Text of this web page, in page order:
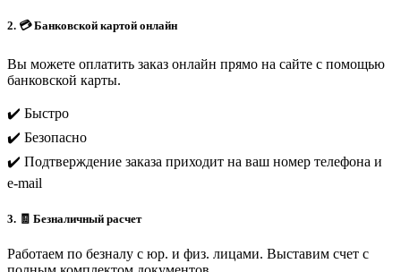
2. 💳 Банковской картой онлайн
Вы можете оплатить заказ онлайн прямо на сайте с помощью
банковской карты.
✔️ Быстро
✔️ Безопасно
✔️ Подтверждение заказа приходит на ваш номер телефона и
e-mail
3. 🧾 Безналичный расчет
Работаем по безналу с юр. и физ. лицами. Выставим счет с